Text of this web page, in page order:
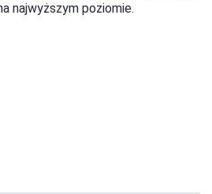
najwyższym poziomie.